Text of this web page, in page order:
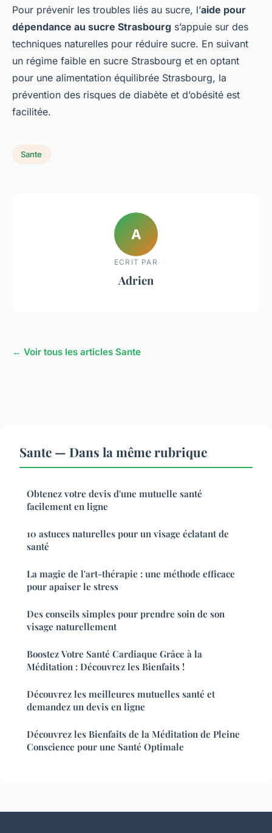
Pour prévenir les troubles liés au sucre, l’aide pour
dépendance au sucre Strasbourg s’appuie sur des
techniques naturelles pour réduire sucre. En suivant
un régime faible en sucre Strasbourg et en optant
pour une alimentation équilibrée Strasbourg, la
prévention des risques de diabète et d’obésité est
facilitée.
Sante
A
ECRIT PAR
Adrien
← Voir tous les articles Sante
Sante — Dans la même rubrique
Obtenez votre devis d'une mutuelle santé
facilement en ligne
10 astuces naturelles pour un visage éclatant de
santé
La magie de l'art-thérapie : une méthode efficace
pour apaiser le stress
Des conseils simples pour prendre soin de son
visage naturellement
Boostez Votre Santé Cardiaque Grâce à la
Méditation : Découvrez les Bienfaits !
Découvrez les meilleures mutuelles santé et
demandez un devis en ligne
Découvrez les Bienfaits de la Méditation de Pleine
Conscience pour une Santé Optimale